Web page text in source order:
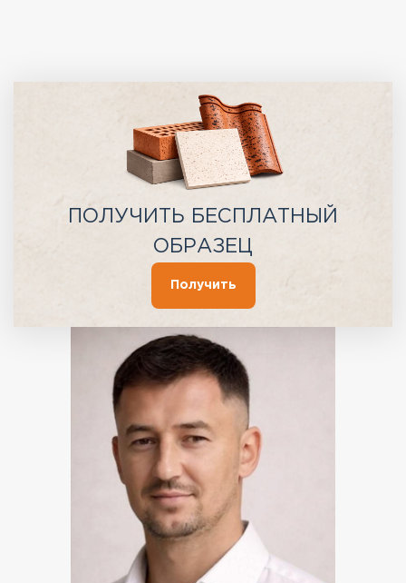
ПОЛУЧИТЬ БЕСПЛАТНЫЙ
ОБРАЗЕЦ
Получить